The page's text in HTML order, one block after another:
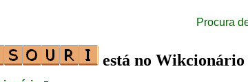
Procura
está no Wikcionário